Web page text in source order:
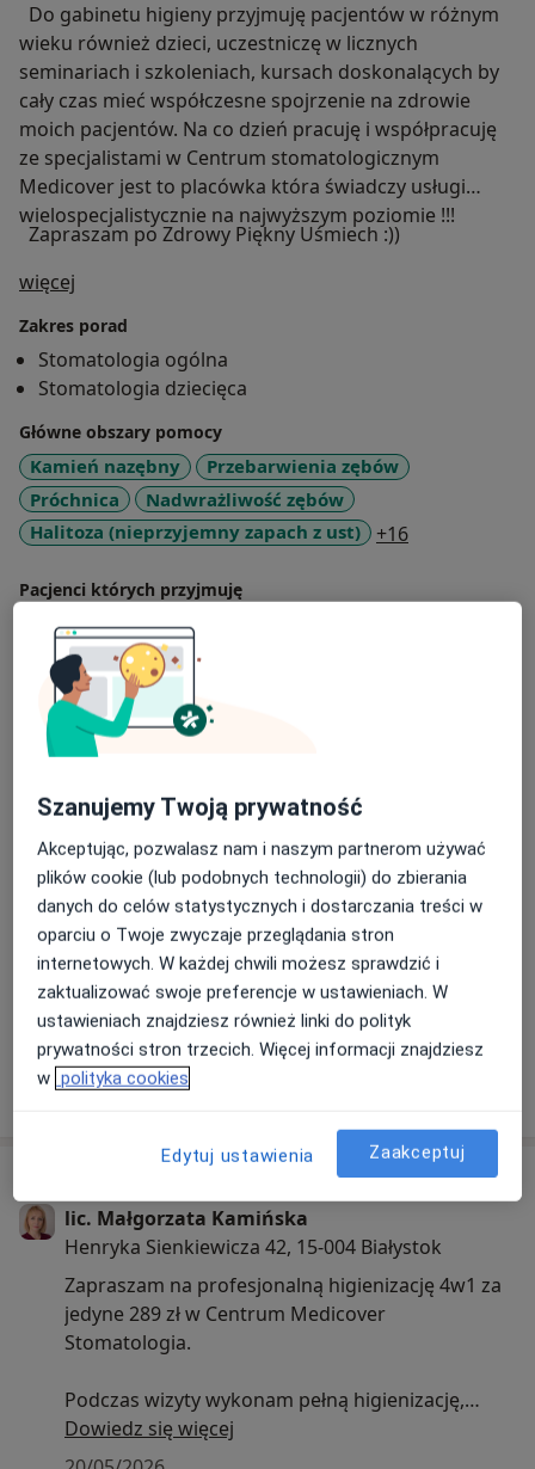
Do gabinetu higieny przyjmuję pacjentów w różnym
wieku również dzieci, uczestniczę w licznych
seminariach i szkoleniach, kursach doskonalących by
cały czas mieć współczesne spojrzenie na zdrowie
moich pacjentów. Na co dzień pracuję i współpracuję
ze specjalistami w Centrum stomatologicznym
Medicover jest to placówka która świadczy usługi
wielospecjalistycznie na najwyższym poziomie !!!
Zapraszam po Zdrowy Piękny Uśmiech :))
więcej
Zakres porad
Stomatologia ogólna
Stomatologia dziecięca
Główne obszary pomocy
Kamień nazębny
Przebarwienia zębów
Próchnica
Nadwrażliwość zębów
Halitoza (nieprzyjemny zapach z ust)
+16
Pacjenci których przyjmuję
Dorośli
Dzieci
Rodzaje konsultacji
Stacjonarne Zobacz lokalizacje (1)
Zobacz galerię (3)
lic. Małgorzata Kamińska
Henryka Sienkiewicza 42, 15-004 Białystok
Zapraszam na profesjonalną higienizację 4w1 za
jedyne 289 zł w Centrum Medicover
Stomatologia.
Podczas wizyty wykonam pełną higienizację,
która obejmuje:
• dokładne usunięcie kamienia nazębnego
Dowiedz się więcej
Szanujemy Twoją prywatność
Akceptując, pozwalasz nam i naszym partnerom używać
plików cookie (lub podobnych technologii) do zbierania
danych do celów statystycznych i dostarczania treści w
oparciu o Twoje zwyczaje przeglądania stron
internetowych. W każdej chwili możesz sprawdzić i
zaktualizować swoje preferencje w ustawieniach. W
ustawieniach znajdziesz również linki do polityk
prywatności stron trzecich. Więcej informacji znajdziesz
w polityka cookies
Edytuj ustawienia Zaakceptuj